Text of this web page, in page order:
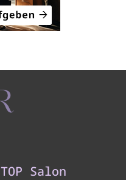
TOP Salon